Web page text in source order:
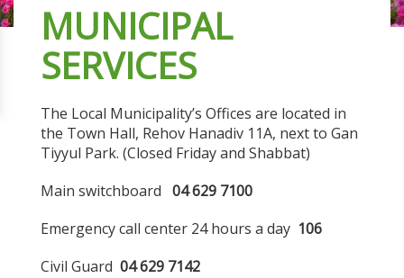
MUNICIPAL
SERVICES
The Local Municipality’s Offices are located in
the Town Hall, Rehov Hanadiv 11A, next to Gan
Tiyyul Park. (Closed Friday and Shabbat)
Main switchboard 04 629 7100
Emergency call center 24 hours a day 106
Civil Guard 04 629 7142